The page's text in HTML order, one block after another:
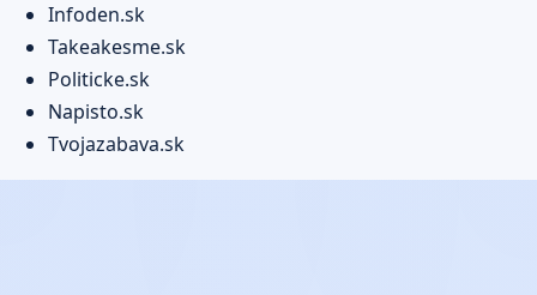
Infoden.sk
Takeakesme.sk
Politicke.sk
Napisto.sk
Tvojazabava.sk